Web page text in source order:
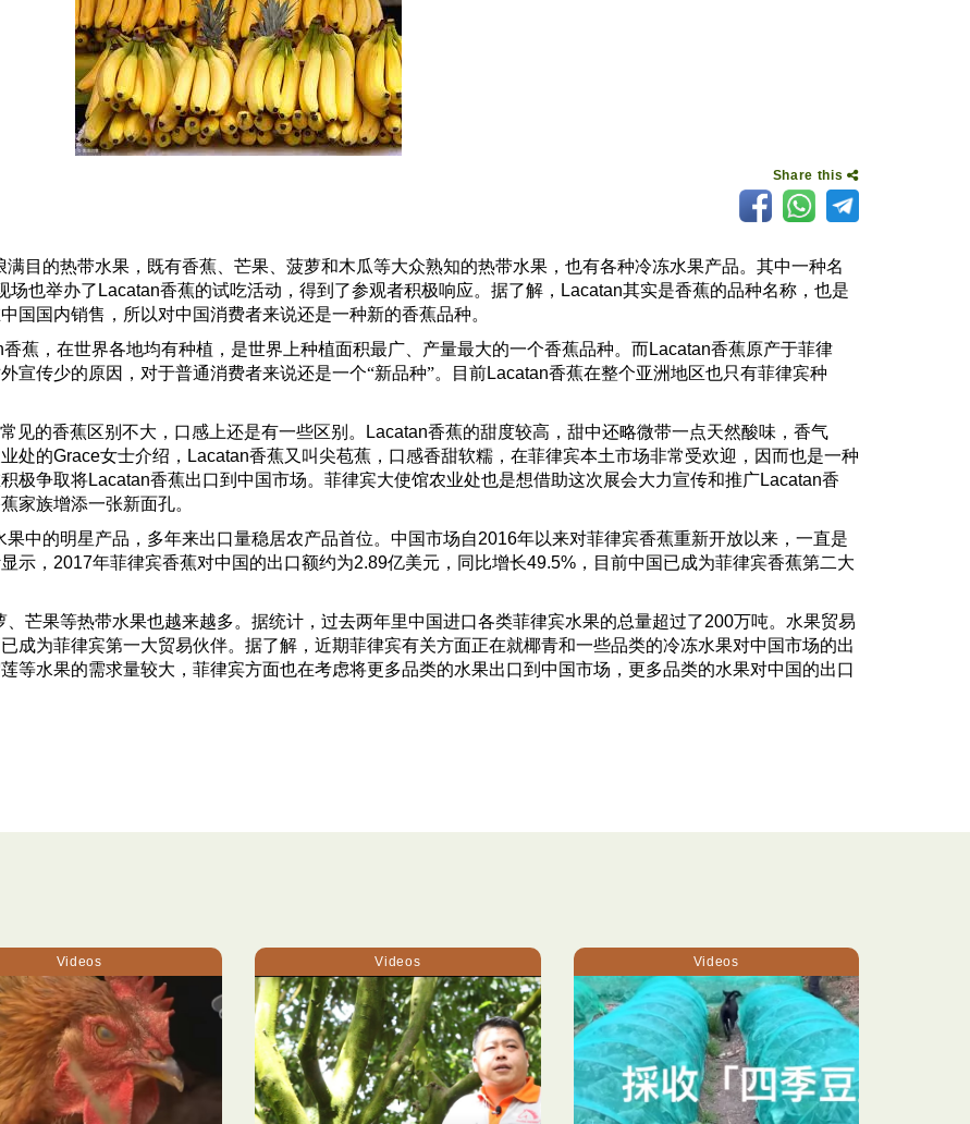
Share this
目的热带水果，既有香蕉、芒果、菠萝和木瓜等大众熟知的热带水果，也有各种冷冻水果产品。其中一种名
场也举办了 Lacatan香蕉的试吃活动，得到了参观者积极响应。据了解， Lacatan其实是香蕉的品种名称，也是
国国内销售，所以对中国消费者来说还是一种新的香蕉品种。
香蕉，在世界各地均有种植，是世界上种植面积最广、产量最大的一个香蕉品种。而Lacatan香蕉原产于菲律
宣传少的原因，对于普通消费者来说还是一个“新品种”。目前Lacatan香蕉在整个亚洲地区也只有菲律宾种
见的香蕉区别不大，口感上还是有一些区别。 Lacatan香蕉的甜度较高，甜中还略微带一点天然酸味，香气
处的Grace女士介绍， Lacatan香蕉又叫尖苞蕉，口感香甜软糯，在菲律宾本土市场非常受欢迎，因而也是一种
极争取将Lacatan香蕉出口到中国市场。菲律宾大使馆农业处也是想借助这次展会大力宣传和推广Lacatan香
家族增添一张新面孔。
中的明星产品，多年来出口量稳居农产品首位。中国市场自2016年以来对菲律宾香蕉重新开放以来，一直是
示， 2017年菲律宾香蕉对中国的出口额约为2.89亿美元，同比增长49.5% ，目前中国已成为菲律宾香蕉第二大
芒果等热带水果也越来越多。据统计，过去两年里中国进口各类菲律宾水果的总量超过了200万吨。水果贸易
成为菲律宾第一大贸易伙伴。据了解，近期菲律宾有关方面正在就椰青和一些品类的冷冻水果对中国市场的出
等水果的需求量较大，菲律宾方面也在考虑将更多品类的水果出口到中国市场，更多品类的水果对中国的出口
Videos Videos Videos